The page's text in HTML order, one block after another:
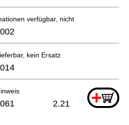
verfügbar, nicht bestellbar
kein Ersatz
+
2.21